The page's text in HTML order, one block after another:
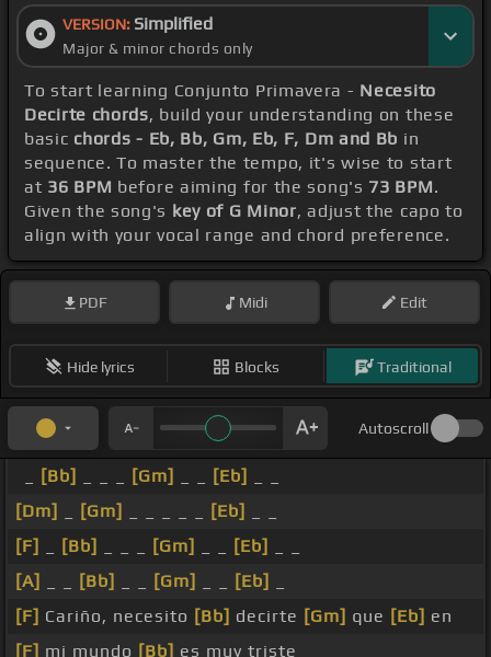
VERSION: Simplified
Major & minor chords only
To start learning Conjunto Primavera - Necesito
Decirte chords, build your understanding on these
basic chords - Eb, Bb, Gm, Eb, F, Dm and Bb in
sequence. To master the tempo, it's wise to start
at 36 BPM before aiming for the song's 73 BPM.
Given the song's key of G Minor, adjust the capo to
align with your vocal range and chord preference.
PDF Midi Edit
Hide lyrics Blocks Traditional
Autoscroll
[Bb] [Gm] [Eb]
[Dm]
[Gm] [Eb]
[F]
[Bb] [Gm] [Eb]
[A]
[Bb] [Gm] [Eb]
[F] Cariño, necesito [Bb] decirte [Gm] que [Eb] en
[F] mi mundo [Bb] es muy triste